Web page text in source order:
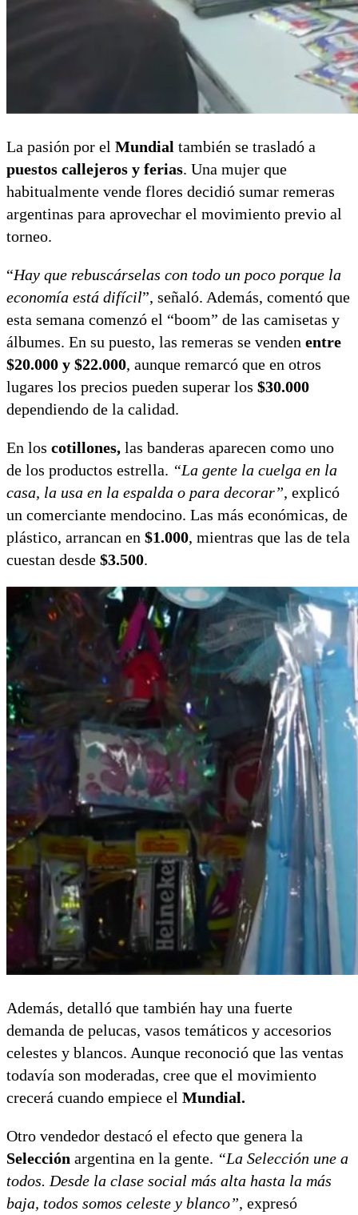
La pasión por el Mundial también se trasladó a
puestos callejeros y ferias. Una mujer que
habitualmente vende flores decidió sumar remeras
argentinas para aprovechar el movimiento previo al
torneo.
“Hay que rebuscárselas con todo un poco porque la
economía está difícil”, señaló. Además, comentó que
esta semana comenzó el “boom” de las camisetas y
álbumes. En su puesto, las remeras se venden entre
$20.000 y $22.000, aunque remarcó que en otros
lugares los precios pueden superar los $30.000
dependiendo de la calidad.
En los cotillones, las banderas aparecen como uno
de los productos estrella. “La gente la cuelga en la
casa, la usa en la espalda o para decorar”, explicó
un comerciante mendocino. Las más económicas, de
plástico, arrancan en $1.000, mientras que las de tela
cuestan desde $3.500.
Además, detalló que también hay una fuerte
demanda de pelucas, vasos temáticos y accesorios
celestes y blancos. Aunque reconoció que las ventas
todavía son moderadas, cree que el movimiento
crecerá cuando empiece el Mundial.
Otro vendedor destacó el efecto que genera la
Selección argentina en la gente. “La Selección une a
todos. Desde la clase social más alta hasta la más
baja, todos somos celeste y blanco”, expresó